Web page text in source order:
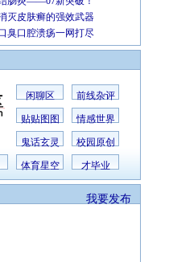
闲聊区 前线杂评
贴贴图图 情感世界
鬼话玄灵 校园原创
体育星空 才毕业
我要发布